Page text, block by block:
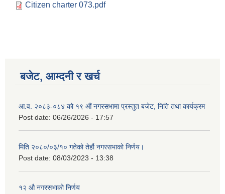
Citizen charter 073.pdf
बजेट, आम्दनी र खर्च
आ.व. २०८३-०८४ को १९ औं नगरसभामा प्रस्तुत बजेट, निति तथा कार्यक्रम
Post date: 06/26/2026 - 17:57
मिति २०८०/०३/१० गतेको तेर्हौ नगरसभाको निर्णय।
Post date: 08/03/2023 - 13:38
१२ औ नगरसभाको निर्णय